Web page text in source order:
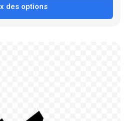
des options